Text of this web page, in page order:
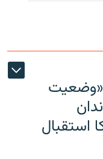
«وضعیت
استقبال